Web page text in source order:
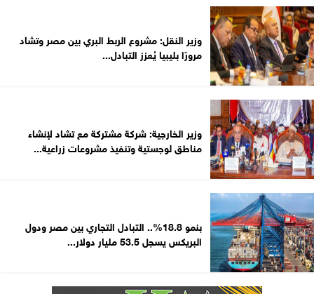
وزير النقل: مشروع الربط البري بين مصر وتشاد
مرورًا بليبيا يُعزز التبادل...
وزير الخارجية: شركة مشتركة مع تشاد لإنشاء
مناطق لوجستية وتنفيذ مشروعات زراعية...
بنمو 18.8%.. التبادل التجاري بين مصر ودول
البريكس يسجل 53.5 مليار دولار...